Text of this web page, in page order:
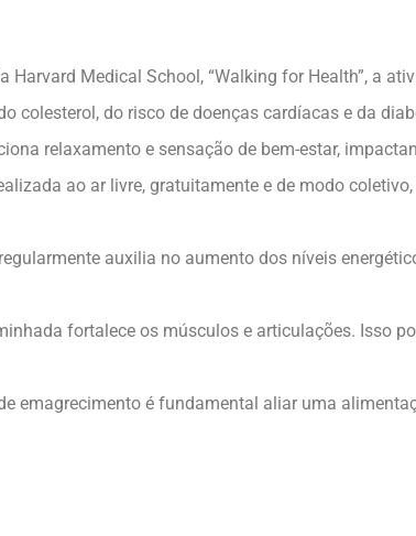
Harvard Medical School, “Walking for Health”, a
colesterol, do risco de doenças cardíacas e da
relaxamento e sensação de bem-estar,
ao ar livre, gratuitamente e de modo
auxilia no aumento dos níveis
fortalece os músculos e articulações. Isso
emagrecimento é fundamental aliar uma